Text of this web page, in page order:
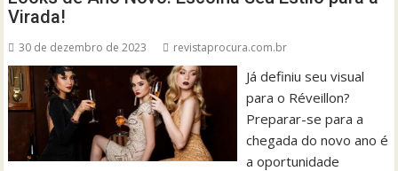
Virada!
30 de dezembro de 2023 revistaprocura.com.br
Já definiu seu visual
para o Réveillon?
Preparar-se para a
chegada do novo ano é
a oportunidade